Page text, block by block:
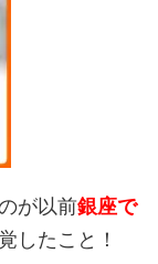
が以前銀座で
したこと！